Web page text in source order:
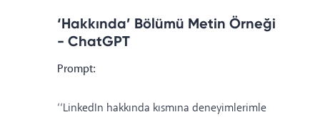
‘Hakkında’ Bölümü Metin Örneği
- ChatGPT
Prompt:
‘‘LinkedIn hakkında kısmına deneyimlerimle